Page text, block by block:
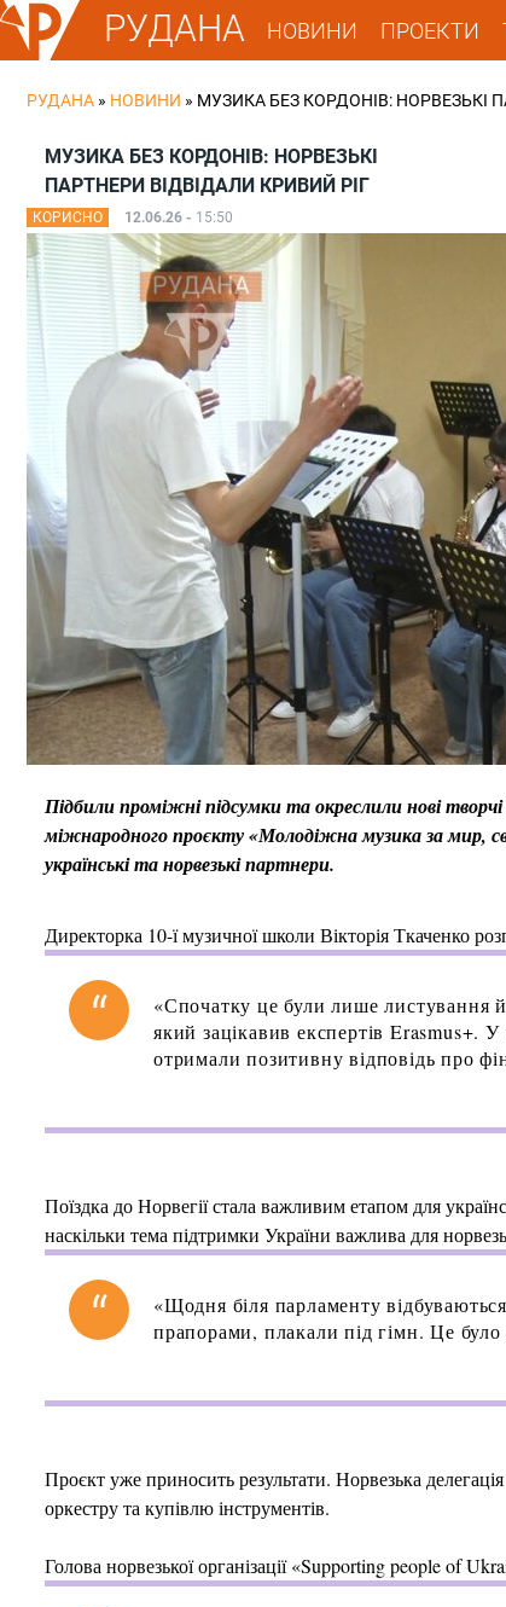
РУДАНА НОВИНИ ПРОЕКТИ
РУДАНА » НОВИНИ » МУЗИКА БЕЗ КОРДОНІВ: НОРВЕЗЬКІ
МУЗИКА БЕЗ КОРДОНІВ: НОРВЕЗЬКІ
ПАРТНЕРИ ВІДВІДАЛИ КРИВИЙ РІГ
КОРИСНО 12.06.26 - 15:50
Підбили проміжні підсумки та окреслили нові
міжнародного проєкту «Молодіжна музика за мир,
українські та норвезькі партнери.
Директорка 10-ї музичної школи Вікторія Ткаченко
«Спочатку це були лише листування
який зацікавив експертів Erasmus+.
отримали позитивну відповідь про
Поїздка до Норвегії стала важливим етапом для
наскільки тема підтримки України важлива для
«Щодня біля парламенту
прапорами, плакали під гімн. Це
Проєкт уже приносить результати. Норвезька
оркестру та купівлю інструментів.
Голова норвезької організації «Supporting people of